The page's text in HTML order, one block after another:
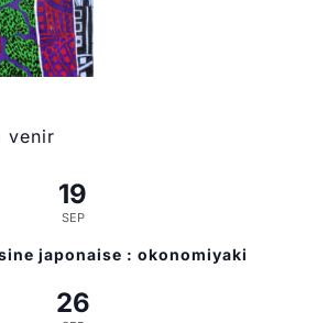
venir
19
SEP
japonaise : okonomiyaki
26